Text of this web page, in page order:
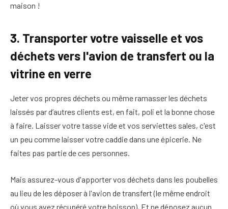
maison !
3. Transporter votre vaisselle et vos
déchets vers l'avion de transfert ou la
vitrine en verre
Jeter vos propres déchets ou même ramasser les déchets
laissés par d’autres clients est, en fait, poli et la bonne chose
à faire. Laisser votre tasse vide et vos serviettes sales, c'est
un peu comme laisser votre caddie dans une épicerie. Ne
faites pas partie de ces personnes.
Mais assurez-vous d'apporter vos déchets dans les poubelles
au lieu de les déposer à l'avion de transfert (le même endroit
où vous avez récupéré votre boisson). Et ne déposez aucun